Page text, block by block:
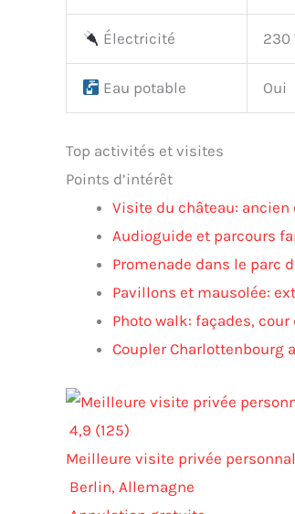
Électricité 230
Eau potable Oui
Top activités et visites
Points d’intérêt
Visite du château:
Audioguide et parcours
Promenade dans le parc
Pavillons et mausolée:
Photo walk: façades,
Coupler Charlottenbourg
4,9 (125)
Meilleure visite privée
Berlin, Allemagne